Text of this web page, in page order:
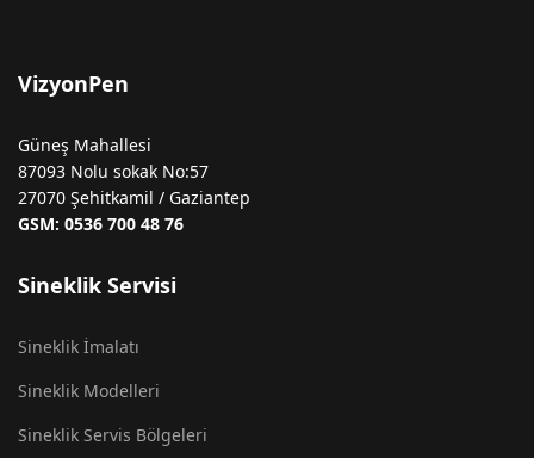
VizyonPen
Güneş Mahallesi
87093 Nolu sokak No:57
27070 Şehitkamil / Gaziantep
GSM: 0536 700 48 76
Sineklik Servisi
Sineklik İmalatı
Sineklik Modelleri
Sineklik Servis Bölgeleri